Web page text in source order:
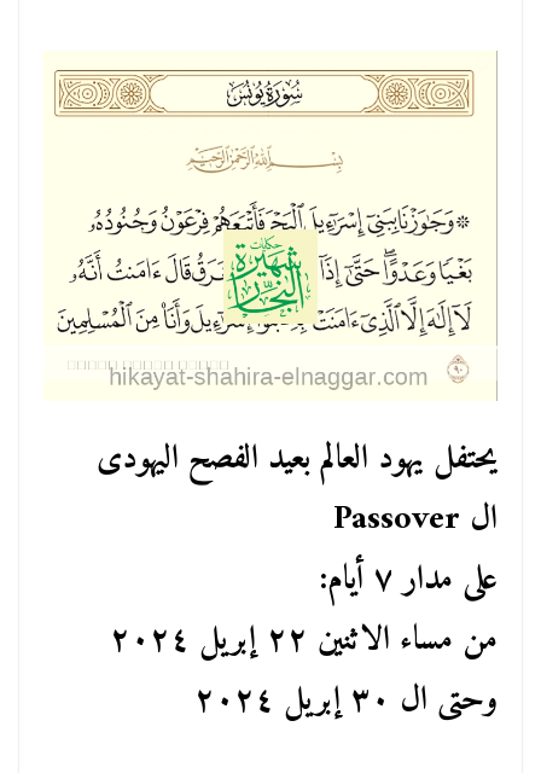
يحتفل يهود العالم بعيد الفصح اليهودى
ال Passover
على مدار ٧ أيام:
من مساء الاثنين ٢٢ إبريل ٢٠٢٤
وحتى ال ٣٠ إبريل ٢٠٢٤